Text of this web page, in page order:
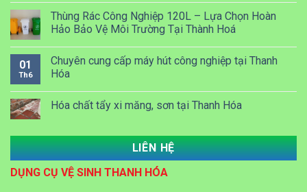
Thùng Rác Công Nghiệp 120L – Lựa Chọn Hoàn
Hảo Bảo Vệ Môi Trường Tại Thành Hoá
01
Th6
Chuyên cung cấp máy hút công nghiệp tại Thanh
Hóa
Hóa chất tẩy xi măng, sơn tại Thanh Hóa
Dung dịch Lau kính công nghiệp tại Thanh Hóa
LIÊN HỆ
DỤNG CỤ VỆ SINH THANH HÓA